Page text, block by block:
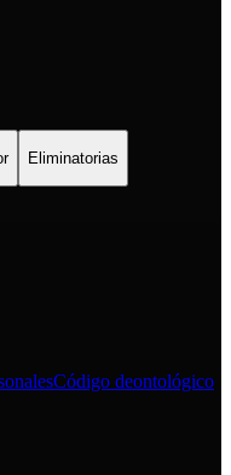
Eliminatorias
Código deontológico